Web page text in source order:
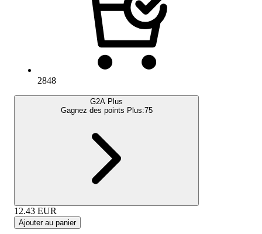
2848
G2A Plus
Gagnez des points Plus:75
12.43 EUR
Ajouter au panier